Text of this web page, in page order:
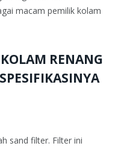
macam pemilik kolam
RENANG
sand filter. Filter ini